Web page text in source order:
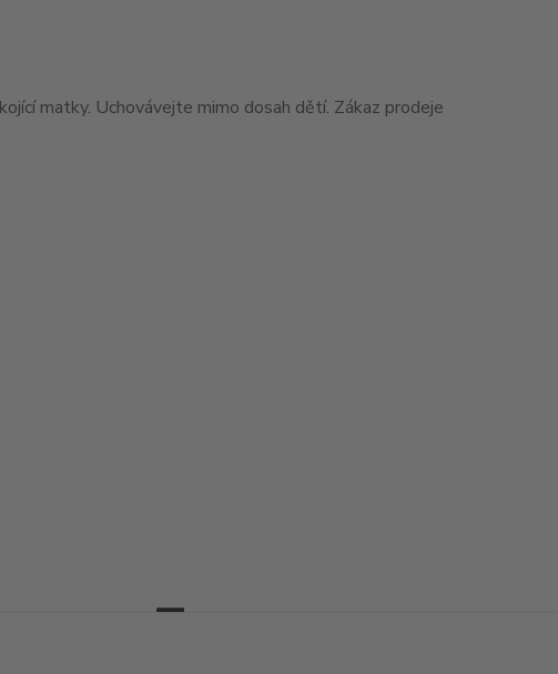
matky. Uchovávejte mimo dosah dětí. Zákaz prodeje